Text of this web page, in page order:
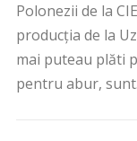
Polonezii de la
producția de la
mai puteau plăti
pentru abur,